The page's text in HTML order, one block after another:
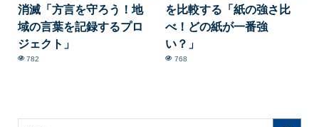
消滅「方言を守ろう！地
域の言葉を記録するプロ
ジェクト」
782
を比較する「紙の強さ比
べ！どの紙が一番強
い？」
768